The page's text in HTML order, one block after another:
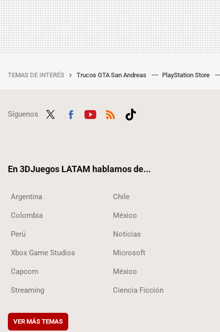
TEMAS DE INTERÉS Trucos GTA San Andreas PlayStation Store
Síguenos
En 3DJuegos LATAM hablamos de...
Argentina Chile
Colombia México
Perú Noticias
Xbox Game Studios Microsoft
Capcom México
Streaming Ciencia Ficción
VER MÁS TEMAS